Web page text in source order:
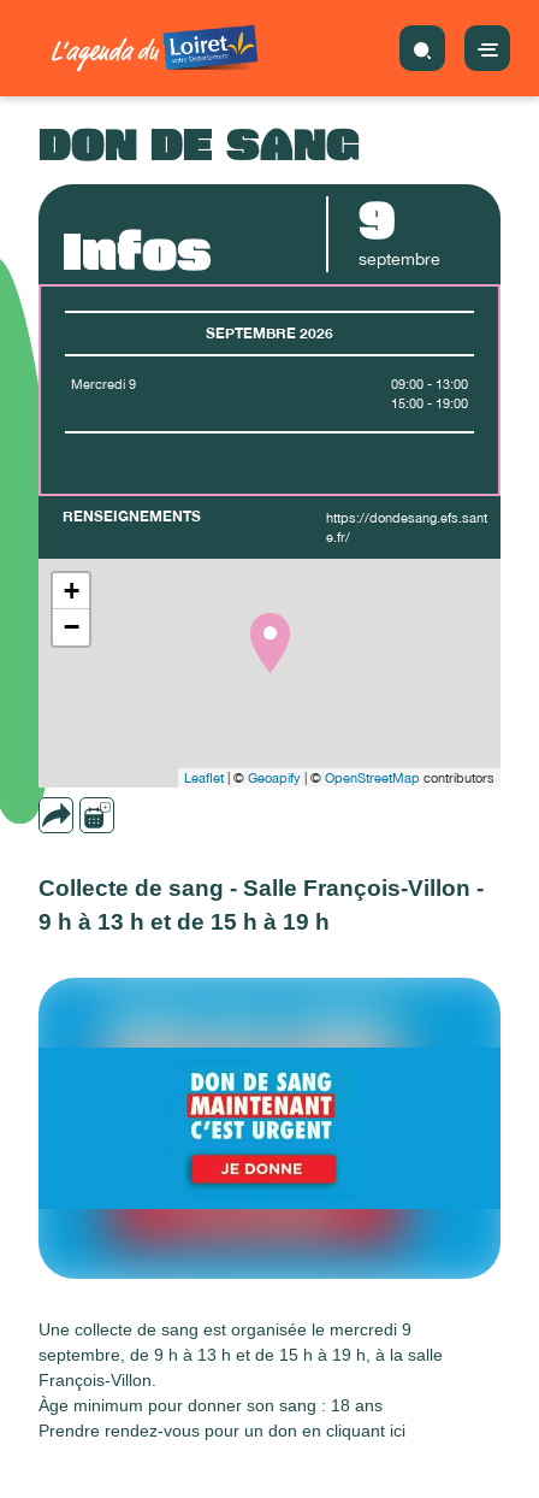
DON DE SANG
Infos 9
septembre
SEPTEMBRE 2026
Mercredi 9
09:00 - 13:00
15:00 - 19:00
RENSEIGNEMENTS
https://dondesang.efs.sant
e.fr/
+
−
Leaflet| © Geoapify | © OpenStreetMap contributors
Collecte de sang - Salle François-Villon -
9 h à 13 h et de 15 h à 19 h
Une collecte de sang est organisée le mercredi 9
septembre, de 9 h à 13 h et de 15 h à 19 h, à la salle
François-Villon.
Àge minimum pour donner son sang : 18 ans
Prendre rendez-vous pour un don en cliquant ici